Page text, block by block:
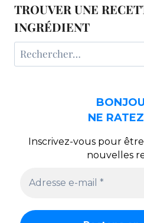
POIS
TROUVER UNE
INGRÉDIENT
Rechercher :
NE
Inscrivez-vous pour
nouvelles